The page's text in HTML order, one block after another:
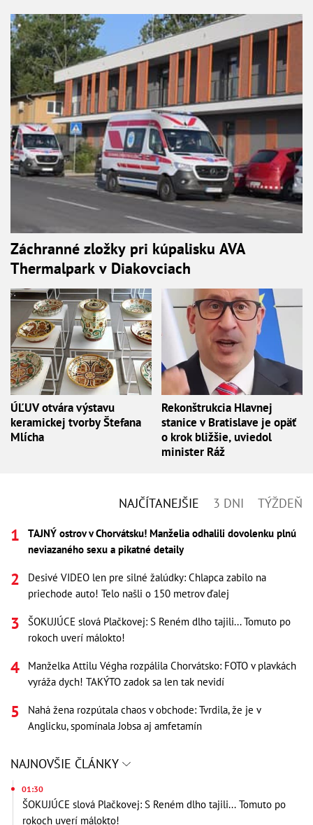
Záchranné zložky pri kúpalisku AVA
Thermalpark v Diakovciach
ÚĽUV otvára výstavu
keramickej tvorby Štefana
Mlícha
Rekonštrukcia Hlavnej
stanice v Bratislave je opäť
o krok bližšie, uviedol
minister Ráž
NAJČÍTANEJŠIE 3 DNI TÝŽDEŇ
TAJNÝ ostrov v Chorvátsku! Manželia odhalili dovolenku plnú
neviazaného sexu a pikatné detaily
Desivé VIDEO len pre silné žalúdky: Chlapca zabilo na
priechode auto! Telo našli o 150 metrov ďalej
ŠOKUJÚCE slová Plačkovej: S Reném dlho tajili... Tomuto po
rokoch uverí málokto!
Manželka Attilu Végha rozpálila Chorvátsko: FOTO v plavkách
vyráža dych! TAKÝTO zadok sa len tak nevidí
Nahá žena rozpútala chaos v obchode: Tvrdila, že je v
Anglicku, spomínala Jobsa aj amfetamín
NAJNOVŠIE ČLÁNKY
01:30
ŠOKUJÚCE slová Plačkovej: S Reném dlho tajili... Tomuto po
rokoch uverí málokto!